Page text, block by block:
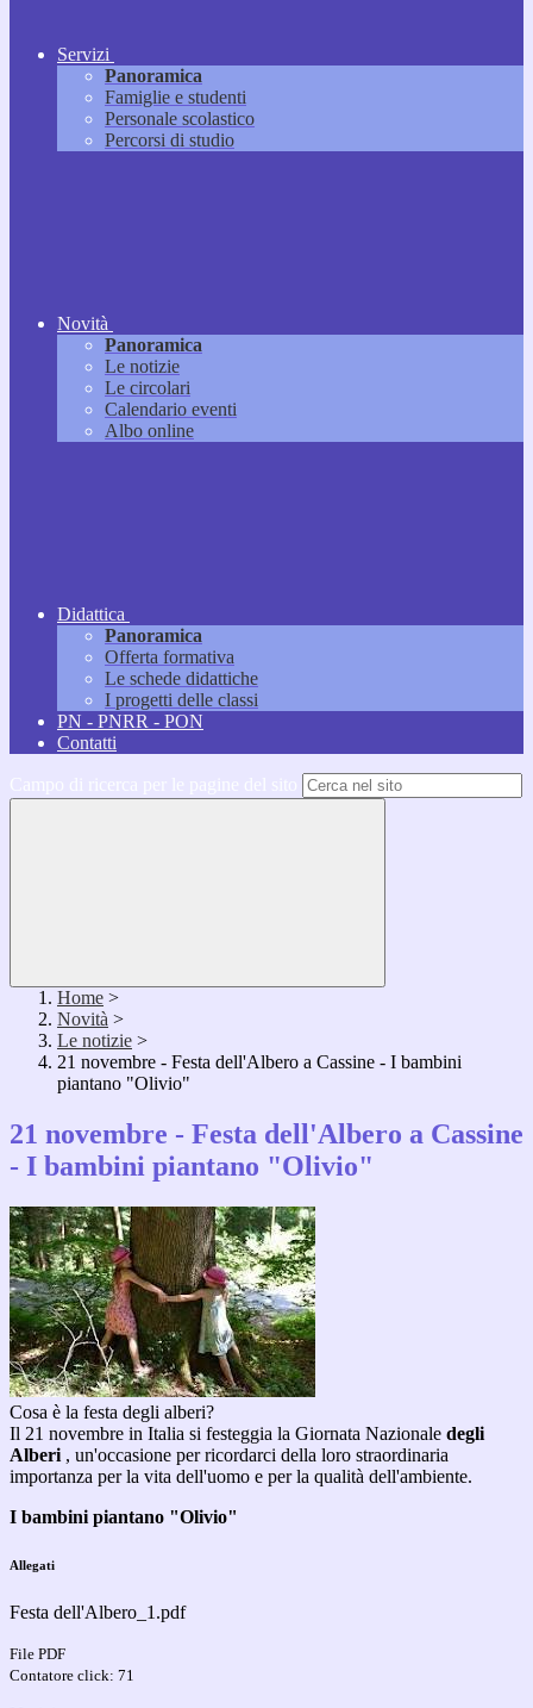
Servizi
Panoramica
Famiglie e studenti
Personale scolastico
Percorsi di studio
Novità
Panoramica
Le notizie
Le circolari
Calendario eventi
Albo online
Didattica
Panoramica
Offerta formativa
Le schede didattiche
I progetti delle classi
PN - PNRR - PON
Contatti
Home >
Novità >
Le notizie >
21 novembre - Festa dell'Albero a Cassine - I bambini
piantano "Olivio"
21 novembre - Festa dell'Albero a Cassine
- I bambini piantano "Olivio"
Cosa è la festa degli alberi?
Il 21 novembre in Italia si festeggia la Giornata Nazionale degli
Alberi , un'occasione per ricordarci della loro straordinaria
importanza per la vita dell'uomo e per la qualità dell'ambiente.
I bambini piantano "Olivio"
Allegati
Festa dell'Albero_1.pdf
File PDF
Contatore click: 71